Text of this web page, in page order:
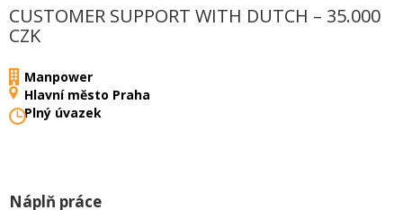
CUSTOMER SUPPORT WITH DUTCH – 35.000
CZK
Manpower
Hlavní město Praha
Plný úvazek
Náplň práce